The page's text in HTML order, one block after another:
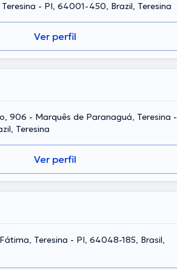
- PI, 64001-450, Brazil, Teresina
Ver perfil
906 - Marquês de Paranaguá, Teresina -
Teresina
Ver perfil
Teresina - PI, 64048-185, Brasil,